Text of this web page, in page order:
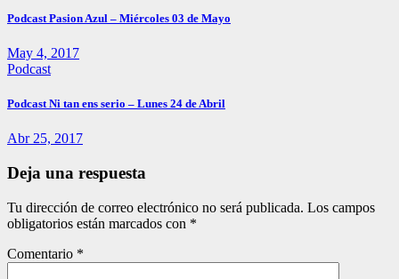
Podcast Pasion Azul – Miércoles 03 de Mayo
May 4, 2017
Podcast
Podcast Ni tan ens serio – Lunes 24 de Abril
Abr 25, 2017
Deja una respuesta
Tu dirección de correo electrónico no será publicada. Los campos
obligatorios están marcados con *
Comentario *